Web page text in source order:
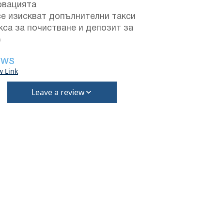
изискват допълнителни такси
за почистване и депозит за
Link
Leave a review